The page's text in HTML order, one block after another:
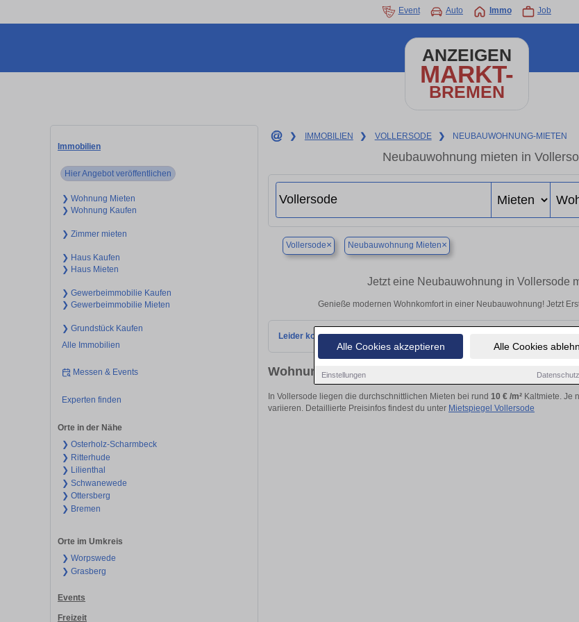
Alle Cookies akzeptieren Alle Cookies
Einstellungen
Event Auto Immo Job
ANZEIGEN
MARKT-
BREMEN
Immobilien
Hier Angebot veröffentlichen
❯ Wohnung Mieten
❯ Wohnung Kaufen
❯ Zimmer mieten
❯ Haus Kaufen
❯ Haus Mieten
❯ Gewerbeimmobilie Kaufen
❯ Gewerbeimmobilie Mieten
❯ Grundstück Kaufen
Alle Immobilien
Messen & Events
Experten finden
Orte in der Nähe
❯ Osterholz-Scharmbeck
❯ Ritterhude
❯ Lilienthal
❯ Schwanewede
❯ Ottersberg
❯ Bremen
Orte im Umkreis
❯ Worpswede
❯ Grasberg
Events
Freizeit
❯ IMMOBILIEN ❯ VOLLERSODE ❯ NEUBAUWOHNUNG-MIETEN
Neubauwohnung mieten in
Vollersode× Neubauwohnung Mieten×
Jetzt eine Neubauwohnung in Vollersode
Genieße modernen Wohnkomfort in einer Neubauwohnung! Jetzt
Leider konnten wir derzeit keine passenden Objekte finden. Schauen Sie
Wohnung mieten in Vollersode
In Vollersode liegen die durchschnittlichen Mieten bei rund 10 € /m² Kaltmiete. Je
variieren. Detaillierte Preisinfos findest du unter Mietspiegel Vollersode